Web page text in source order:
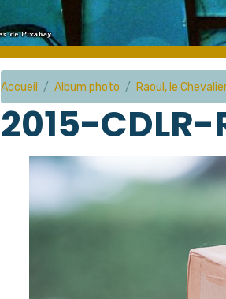
Accueil Album photo Raoul, le
2015-